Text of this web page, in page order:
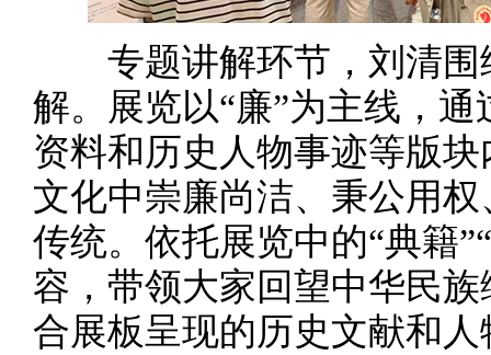
专题讲解环节，刘清围
解。展览以“廉”为主线，
资料和历史人物事迹等版
文化中崇廉尚洁、秉公用
传统。依托展览中的“典籍
容，带领大家回望中华民
合展板呈现的历史文献和